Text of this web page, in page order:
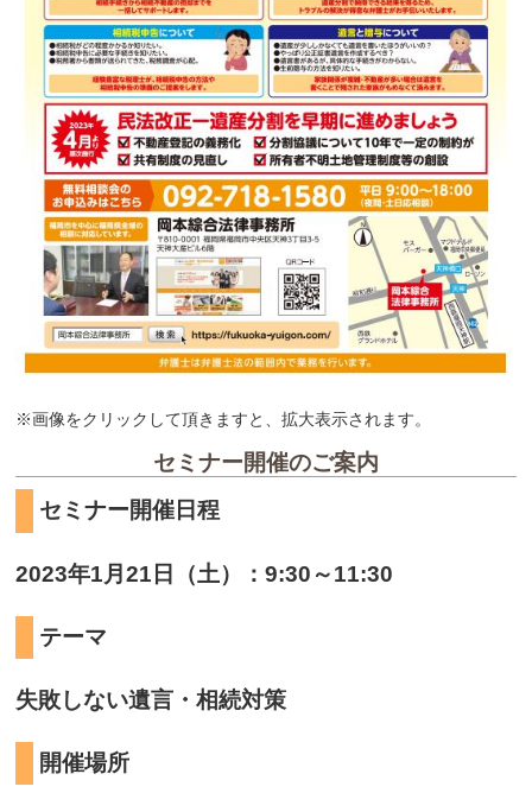
※画像をクリックして頂きますと、拡大表示されます。
セミナー開催のご案内
セミナー開催日程
2023年1月21日（土）：9:30～11:30
テーマ
失敗しない遺言・相続対策
開催場所